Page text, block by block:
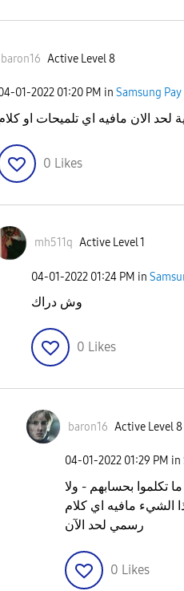
baron16 Active Level 8
01-2022 01:20 PM in Samsung Pay
لحد الان مافيه اي تلميحات او
0 Likes
mh511q Active Level 1
‎04-01-2022 01:24 PM in
وش دراك
0 Likes
baron16 Active Level 8
‎04-01-2022 01:29 PM in
بحسابهم - ولا
مافيه اي كلام
رسمي لحد الآن
0 Likes